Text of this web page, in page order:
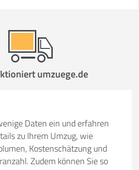
umzuege.de
Daten ein und erfahren
zu Ihrem Umzug, wie
Kostenschätzung und
Zudem können Sie so